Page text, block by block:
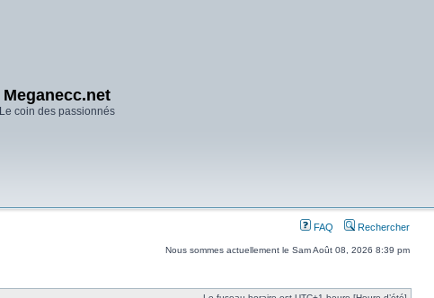
Meganecc.net
Le coin des passionnés
FAQ Rechercher
Nous sommes actuellement le Sam Août 08, 2026 8:39 pm